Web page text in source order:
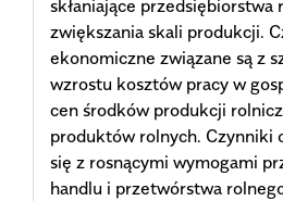
skłaniające przedsiębiorstwa
zwiększania skali produkcji.
ekonomiczne związane są z
wzrostu kosztów pracy w
cen środków produkcji
produktów rolnych. Czynniki
się z rosnącymi wymogami
handlu i przetwórstwa